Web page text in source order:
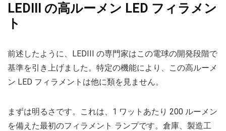
LEDIII の高ルーメン LED フィラメン
ト
前述したように、LEDIII の専門家はこの電球の開発段階で
基準を引き上げました。特定の機能により、この高ルーメ
ン LED フィラメントは他に類を見ません。
まずは明るさです。これは、1 ワットあたり 200 ルーメン
を備えた最初のフィラメント ランプです。倉庫、製造工